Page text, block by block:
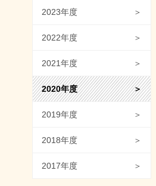
2023年度 ＞
2022年度 ＞
2021年度 ＞
2020年度 ＞
2019年度 ＞
2018年度 ＞
2017年度 ＞